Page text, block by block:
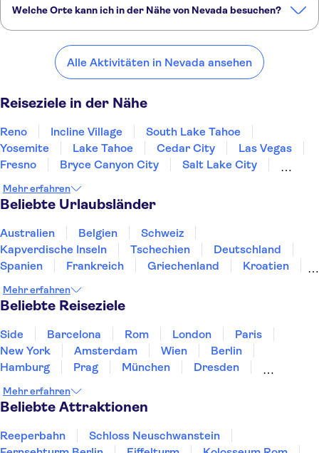
Welche Orte kann ich in der Nähe von Nevada besuchen?
Incline Village South Lake Tahoe Yosemite Lake Tahoe
Alle Aktivitäten in Nevada ansehen
Reiseziele in der Nähe
Reno Incline Village
South Lake Tahoe
Yosemite
Lake Tahoe Cedar City
Las Vegas
Fresno
Bryce Canyon City
Salt Lake City
Bend
Mehr erfahren
Beliebte Urlaubsländer
Australien Belgien
Schweiz
Kapverdische Inseln
Tschechien
Deutschland
Spanien
Frankreich Griechenland
Kroatien
Norwegen
Polen
Mehr erfahren
Beliebte Reiseziele
Side Barcelona Rom London
Paris
New York
Amsterdam Wien
Berlin
Hamburg
Prag München
Dresden
Heidelberg
Bremen
Mehr erfahren
Beliebte Attraktionen
Reeperbahn
Schloss Neuschwanstein